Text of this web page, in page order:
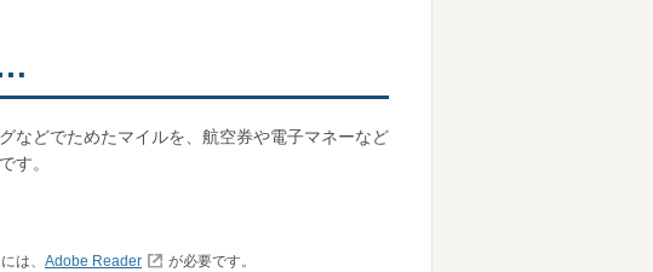
などでためたマイルを、航空券や電子マネーなど
す。
は、 Adobe Reader
が必要です。